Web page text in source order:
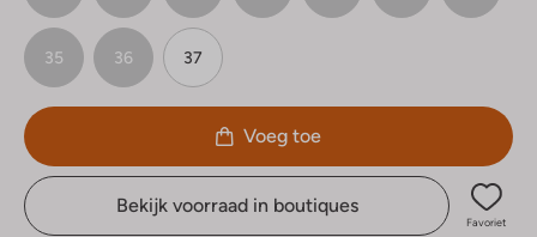
35 36 37
Voeg toe
Bekijk voorraad in boutiques
Favoriet